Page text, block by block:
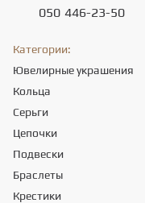
050 446-23-50
Категории:
Ювелирные украшения
Кольца
Серьги
Цепочки
Подвески
Браслеты
Крестики